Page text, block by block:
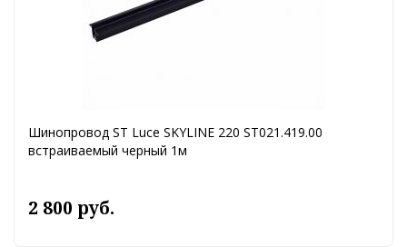
Шинопровод ST Luce SKYLINE 220 ST021.419.00
встраиваемый черный 1м
2 800 руб.